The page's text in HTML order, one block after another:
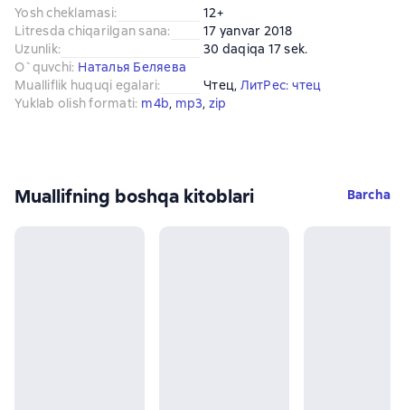
Yosh cheklamasi:
12+
Litresda chiqarilgan sana:
17 yanvar 2018
Uzunlik:
30 daqiqa 17 sek.
O`quvchi: Наталья Беляева
Mualliflik huquqi egalari: Чтец, ЛитРес: чтец
Yuklab olish formati: m4b, mp3, zip
Muallifning boshqa kitoblari Barcha